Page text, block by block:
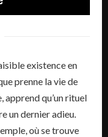
existence en
prenne la vie de
apprend qu’un rituel
un dernier adieu.
où se trouve